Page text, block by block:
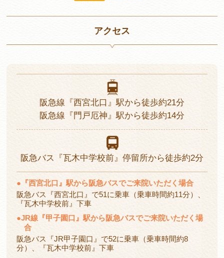
アクセス
阪急線 『西宮北口』駅から徒歩約21分
阪急線 『門戸厄神』駅から徒歩約14分
阪急バス 『瓦木中学校前』停留所から徒歩約2分
● 『西宮北口』駅から阪急バスでご来院いただく場合
阪急バス『西宮北口』で51に乗車（乗車時間約11分）、
『瓦木中学校前』下車
●JR線『甲子園口』駅から阪急バスでご来院いただく場
合
阪急バス『JR甲子園口』で52に乗車（乗車時間約8
分）、『瓦木中学校前』下車